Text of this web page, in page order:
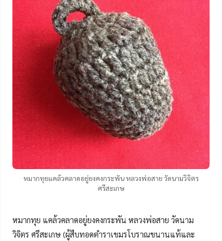
หมากทุยแคล้วคลาดอยู่ยงคงกระพัน หลวงพ่อสาย วัดนามวิจิตร
ศรีสะเกษ
หมากทุย แคล้วคลาดอยู่ยงคงกระพัน หลวงพ่อสาย วัดนาม
วิจิตร ศรีสะเกษ (ผู้สืบทอดตำราเขมรโบราณขนานแท้และ